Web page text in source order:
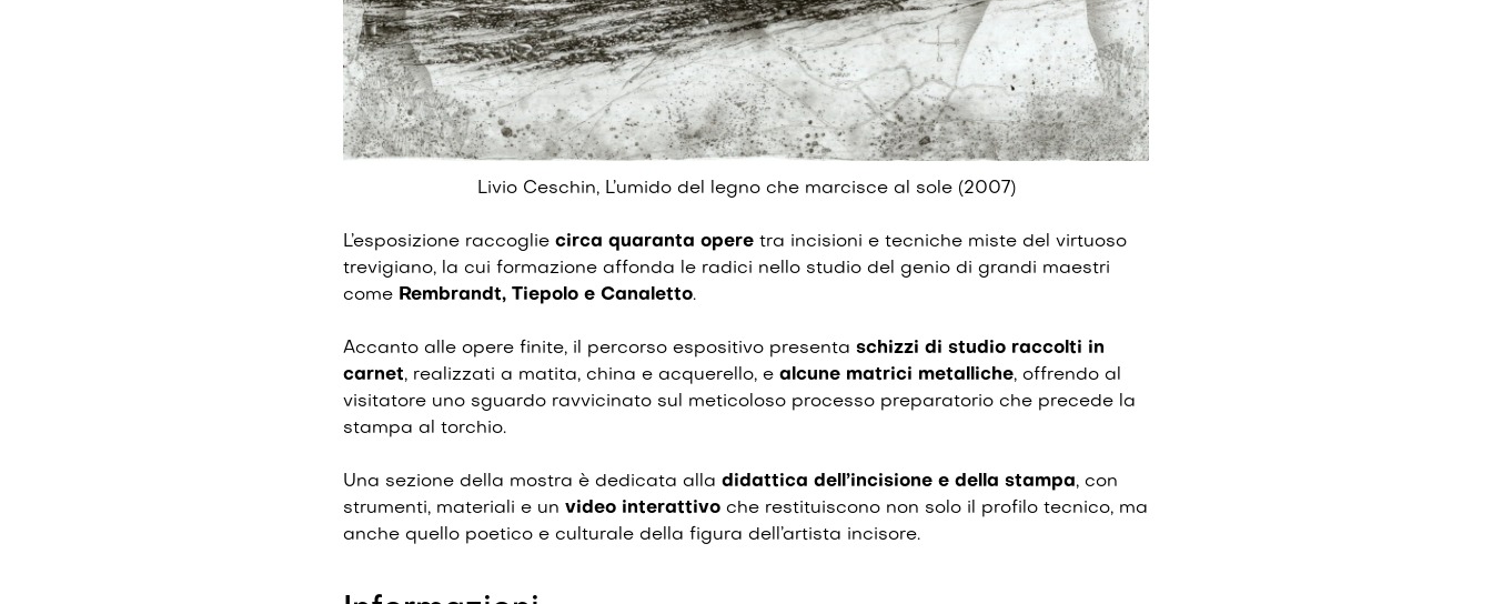
Livio Ceschin, L’umido del legno che marcisce al sole (2007)
L’esposizione raccoglie circa quaranta opere tra incisioni e tecniche miste del virtuoso
trevigiano, la cui formazione affonda le radici nello studio del genio di grandi maestri
come Rembrandt, Tiepolo e Canaletto.
Accanto alle opere finite, il percorso espositivo presenta schizzi di studio raccolti in
carnet, realizzati a matita, china e acquerello, e alcune matrici metalliche, offrendo al
visitatore uno sguardo ravvicinato sul meticoloso processo preparatorio che precede la
stampa al torchio.
Una sezione della mostra è dedicata alla didattica dell’incisione e della stampa, con
strumenti, materiali e un video interattivo che restituiscono non solo il profilo tecnico, ma
anche quello poetico e culturale della figura dell’artista incisore.